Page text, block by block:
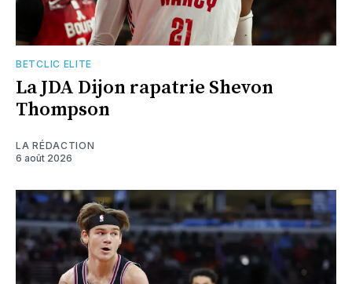
BETCLIC ELITE
La JDA Dijon rapatrie Shevon
Thompson
LA RÉDACTION
6 août 2026